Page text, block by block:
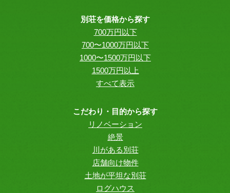
別荘を価格から探す
700万円以下
700〜1000万円以下
1000〜1500万円以下
1500万円以上
すべて表示
こだわり・目的から探す
リノベーション
絶景
川がある別荘
店舗向け物件
土地が平坦な別荘
ログハウス